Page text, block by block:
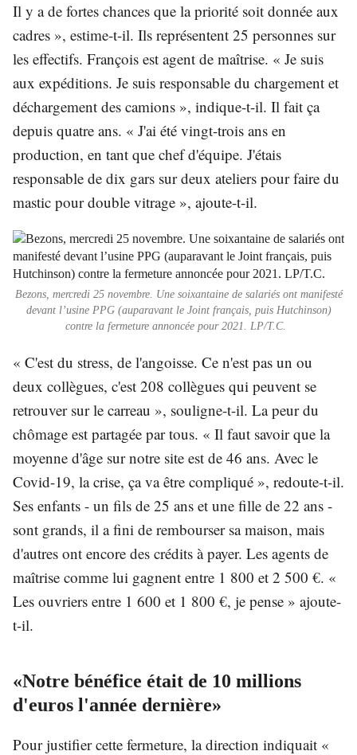
Il y a de fortes chances que la priorité soit donnée aux
cadres », estime-t-il. Ils représentent 25 personnes sur
les effectifs. François est agent de maîtrise. « Je suis
aux expéditions. Je suis responsable du chargement et
déchargement des camions », indique-t-il. Il fait ça
depuis quatre ans. « J'ai été vingt-trois ans en
production, en tant que chef d'équipe. J'étais
responsable de dix gars sur deux ateliers pour faire du
mastic pour double vitrage », ajoute-t-il.
Bezons, mercredi 25 novembre. Une soixantaine de salariés ont manifesté
devant l’usine PPG (auparavant le Joint français, puis Hutchinson)
contre la fermeture annoncée pour 2021. LP/T.C.
« C'est du stress, de l'angoisse. Ce n'est pas un ou
deux collègues, c'est 208 collègues qui peuvent se
retrouver sur le carreau », souligne-t-il. La peur du
chômage est partagée par tous. « Il faut savoir que la
moyenne d'âge sur notre site est de 46 ans. Avec le
Covid-19, la crise, ça va être compliqué », redoute-t-il.
Ses enfants - un fils de 25 ans et une fille de 22 ans -
sont grands, il a fini de rembourser sa maison, mais
d'autres ont encore des crédits à payer. Les agents de
maîtrise comme lui gagnent entre 1 800 et 2 500 €. «
Les ouvriers entre 1 600 et 1 800 €, je pense » ajoute-
t-il.
«Notre bénéfice était de 10 millions
d'euros l'année dernière»
Pour justifier cette fermeture, la direction indiquait «